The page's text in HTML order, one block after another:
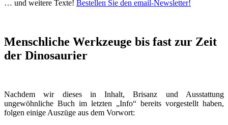
… und weitere Texte! Bestellen Sie den email-Newsletter!
Menschliche Werkzeuge bis fast zur Zeit
der Dinosaurier
Nachdem wir dieses in Inhalt, Brisanz und Ausstattung
ungewöhnliche Buch im letzten „Info“ bereits vorgestellt haben,
folgen einige Auszüge aus dem Vorwort: